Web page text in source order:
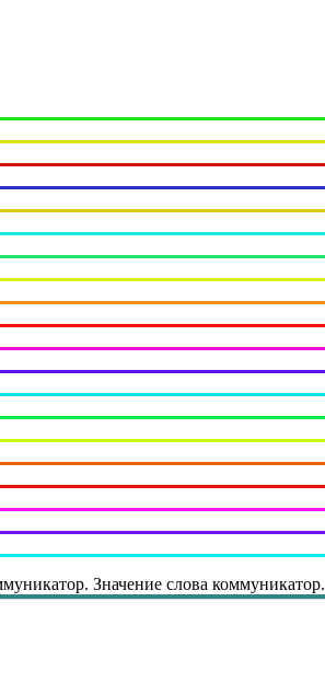
Значение слова коммуникатор.